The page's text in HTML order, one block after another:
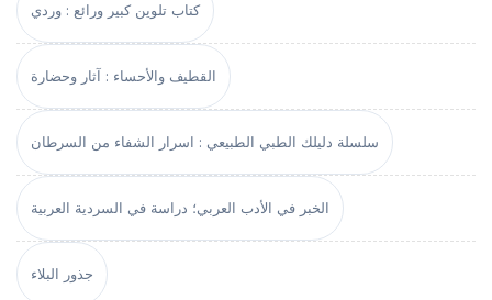
كتاب تلوين كبير ورائع : وردي
القطيف والأحساء : آثار وحضارة
سلسلة دليلك الطبي الطبيعي : اسرار الشفاء من السرطان
الخبر في الأدب العربي؛ دراسة في السردية العربية
جذور البلاء